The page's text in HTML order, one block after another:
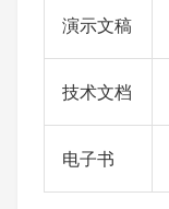
演示文稿
技术文档
电子书